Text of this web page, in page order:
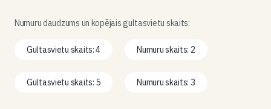
Numuru daudzums un kopējais gultasvietu skaits:
Gultasvietu skaits: 4 Numuru skaits: 2
Gultasvietu skaits: 5 Numuru skaits: 3